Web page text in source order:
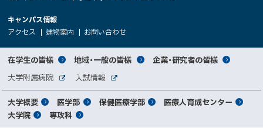
報
学
関
者
向
け
イ
ト
新
ィ
ド
ウ
で
開
き
ま
す
キャンパス情報
アクセス
（
新
規
ウ
ィ
ン
ド
ウ
で
開
き
ま
建物案内
（
新
規
ウ
ィ
ン
ド
ウ
で
き
ま
お問い合わせ
規
ウ
ィ
ウ
で
開
ま
サ
イ
ト
マ
対
象
者
別
メ
在学生の皆様 地域・一般の皆様 企業・研究者の皆様
関
連
サ
大学附属病院
サ
イ
ト
入試情報
サ
メ
イ
大学概要 医学部 保健医療学部
医療人育成センター
大学院
専攻科